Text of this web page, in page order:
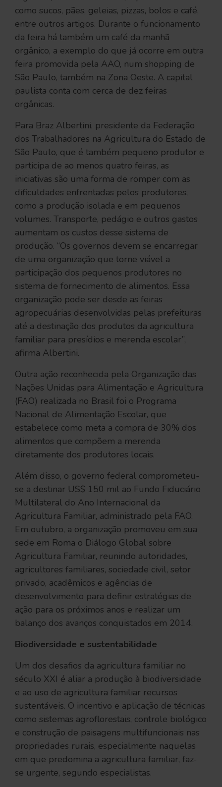
como sucos, pães, geleias, pizzas, bolos e café,
entre outros artigos. Durante o funcionamento
da feira há também um café da manhã
orgânico, a exemplo do que já ocorre em outra
feira promovida pela AAO, num shopping de
São Paulo, também na Zona Oeste. A capital
paulista conta com cerca de dez feiras
orgânicas.
Para Braz Albertini, presidente da Federação
dos Trabalhadores na Agricultura do Estado de
São Paulo, que é também pequeno produtor e
participa de ao menos quatro feiras, as
iniciativas são uma forma de romper com as
dificuldades enfrentadas pelos produtores,
como a produção isolada e em pequenos
volumes. Transporte, pedágio e outros gastos
aumentam os custos desse sistema de
produção. “Os governos devem se encarregar
de uma organização que torne viável a
participação dos pequenos produtores no
sistema de fornecimento de alimentos. Essa
organização pode ser desde as feiras
agropecuárias desenvolvidas pelas prefeituras
até a destinação dos produtos da agricultura
familiar para presídios e merenda escolar”,
afirma Albertini.
Outra ação reconhecida pela Organização das
Nações Unidas para Alimentação e Agricultura
(FAO) realizada no Brasil foi o Programa
Nacional de Alimentação Escolar, que
estabelece como meta a compra de 30% dos
alimentos que compõem a merenda
diretamente dos produtores locais.
Além disso, o governo federal comprometeu-
se a destinar US$ 150 mil ao Fundo Fiduciário
Multilateral do Ano Internacional da
Agricultura Familiar, administrado pela FAO.
Em outubro, a organização promoveu em sua
sede em Roma o Diálogo Global sobre
Agricultura Familiar, reunindo autoridades,
agricultores familiares, sociedade civil, setor
privado, acadêmicos e agências de
desenvolvimento para definir estratégias de
ação para os próximos anos e realizar um
balanço dos avanços conquistados em 2014.
Biodiversidade e sustentabilidade
Um dos desafios da agricultura familiar no
século XXI é aliar a produção à biodiversidade
e ao uso de agricultura familiar recursos
sustentáveis. O incentivo e aplicação de técnicas
como sistemas agroflorestais, controle biológico
e construção de paisagens multifuncionais nas
propriedades rurais, especialmente naquelas
em que predomina a agricultura familiar, faz-
se urgente, segundo especialistas.